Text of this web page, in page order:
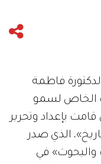
فاطمة
الخاص لسمو
قامت بإعداد وتحرير
الذي صدر
والبحوث» في